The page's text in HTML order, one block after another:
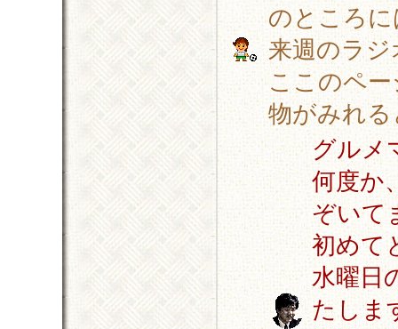
のところ
来週のラ
ここのペ
物がみれ
グルメ
何度か
ぞいて
初めて
水曜日
たしま